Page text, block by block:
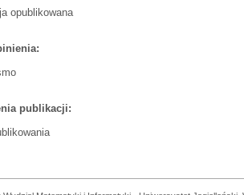
opublikowana
publikacji: